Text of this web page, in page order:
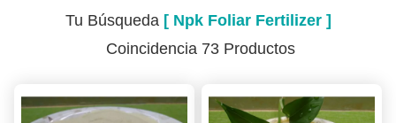
Tu Búsqueda [ Npk Foliar Fertilizer ]
Coincidencia 73 Productos